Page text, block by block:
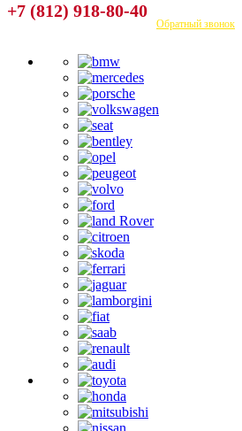
+7 (812) 918-80-40
Посмотреть на карте Обратный звонок